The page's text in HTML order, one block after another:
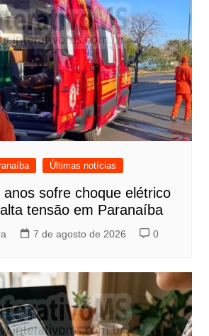
Últimas notícias
anos sofre choque elétrico
tensão em Paranaíba
7 de agosto de 2026 0